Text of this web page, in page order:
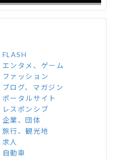
FLASH
エンタメ、ゲーム
ファッション
ブログ、マガジン
ポータルサイト
レスポンシブ
企業、団体
旅行、観光地
求人
自動車